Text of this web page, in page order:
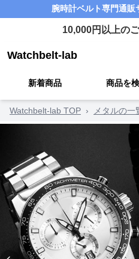
腕時計ベルト専門通販
10,000円以上の
Watchbelt-lab
新着商品 商品を
Watchbelt-lab TOP › メタルの一